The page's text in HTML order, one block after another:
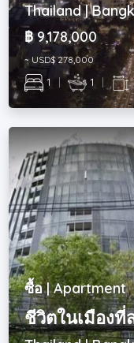
Thailand |
฿ 9,178,000
~ USD$ 278,000
1 | 1 |
ซื้อ | Apartment
ชีวิตในเมืองที่